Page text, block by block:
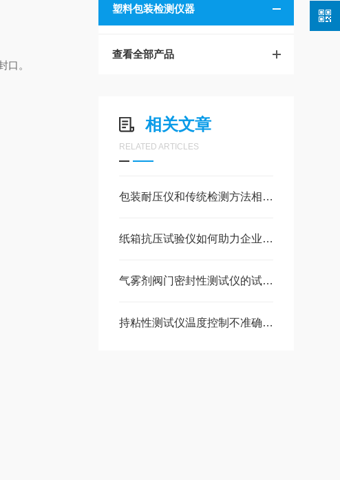
塑料包装检测仪器
查看全部产品
相关文章
RELATED ARTICLES
包装耐压仪和传统检测方法相比有何优势
纸箱抗压试验仪如何助力企业实现轻量化包装与强度保障的双赢？
气雾剂阀门密封性测试仪的试验方法
持粘性测试仪温度控制不准确时怎么办？
口。